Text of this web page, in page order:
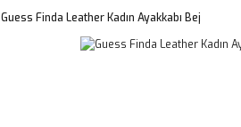
Guess Finda Leather Kadın Ayakkabı Bej